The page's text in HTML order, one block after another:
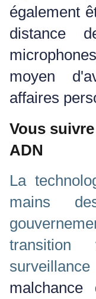
également
distance
moyen
affaires
Vous
ADN
La
mains
surveillance